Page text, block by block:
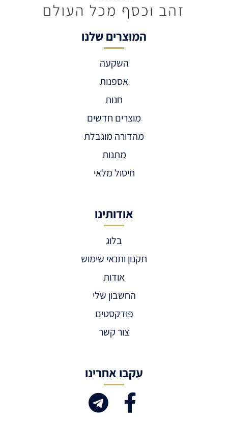
המוצרים שלנו
השקעה
אספנות
חנות
מוצרים חדשים
מהדורה מוגבלת
מתנות
חיסול מלאי
אודותינו
בלוג
תקנון ותנאי שימוש
אודות
החשבון שלי
פודקסטים
צור קשר
עקבו אחרינו